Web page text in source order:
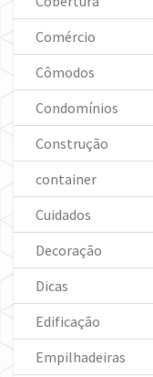
Comércio
Cômodos
Condomínios
Construção
container
Cuidados
Decoração
Dicas
Edificação
Empilhadeiras